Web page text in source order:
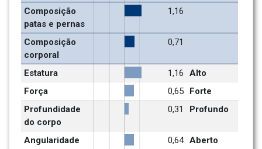
Composição
patas e pernas
1,16
Composição
corporal
0,71
Estatura 1,16
Alto
Força
0,65
Forte
Profundidade
do corpo
0,31 Profundo
Angularidade 0,64 Aberto